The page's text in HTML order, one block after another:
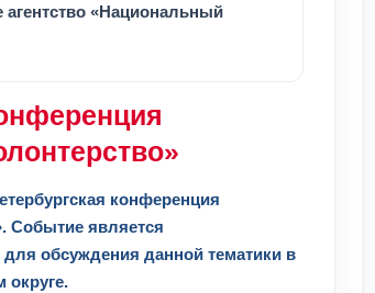
«Национальный
конференция
Событие является
обсуждения данной тематики в
округе.